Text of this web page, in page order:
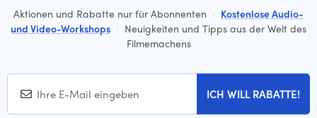
Aktionen und Rabatte nur für Abonnenten · Kostenlose Audio-
und Video-Workshops · Neuigkeiten und Tipps aus der Welt des
Filmemachens
ICH WILL RABATTE!